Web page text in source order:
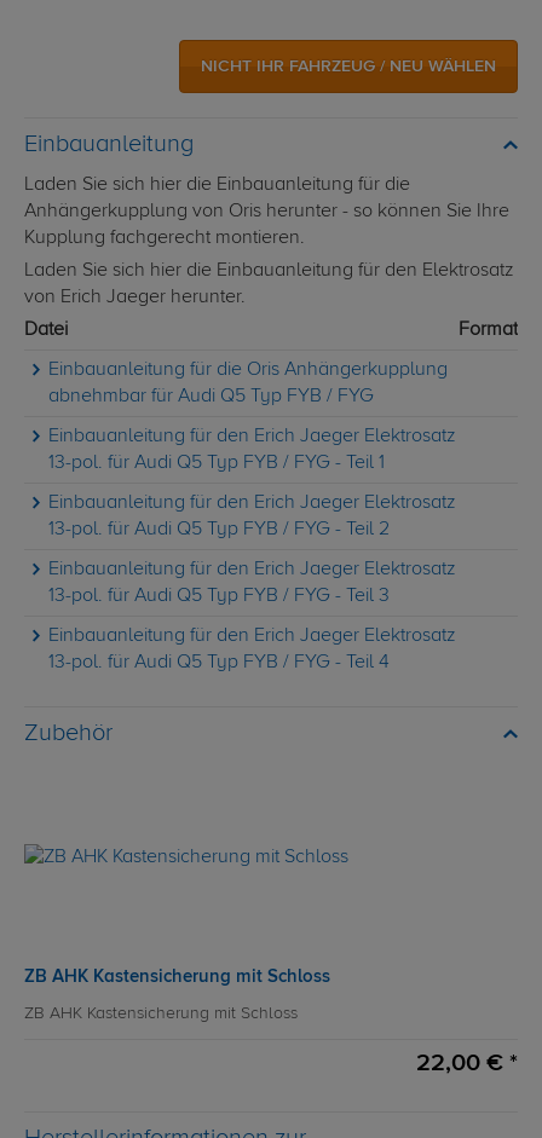
NICHT IHR FAHRZEUG / NEU WÄHLEN
Einbauanleitung
Laden Sie sich hier die Einbauanleitung für die
Anhängerkupplung von Oris herunter - so können Sie Ihre
Kupplung fachgerecht montieren.
Laden Sie sich hier die Einbauanleitung für den Elektrosatz
von Erich Jaeger herunter.
Datei
Format
Einbauanleitung für die Oris Anhängerkupplung
abnehmbar für Audi Q5 Typ FYB / FYG
Einbauanleitung für den Erich Jaeger Elektrosatz
13-pol. für Audi Q5 Typ FYB / FYG - Teil 1
Einbauanleitung für den Erich Jaeger Elektrosatz
13-pol. für Audi Q5 Typ FYB / FYG - Teil 2
Einbauanleitung für den Erich Jaeger Elektrosatz
13-pol. für Audi Q5 Typ FYB / FYG - Teil 3
Einbauanleitung für den Erich Jaeger Elektrosatz
13-pol. für Audi Q5 Typ FYB / FYG - Teil 4
Zubehör
ZB AHK Kastensicherung mit Schloss
ZB AHK Kastensicherung mit Schloss
22,00 € *